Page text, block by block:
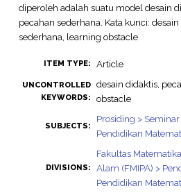
diperoleh adalah suatu model desain
pecahan sederhana. Kata kunci:
sederhana, learning obstacle
ITEM TYPE: Article
UNCONTROLLED
KEYWORDS:
desain didaktis,
obstacle
SUBJECTS:
Prosiding >
Pendidikan
DIVISIONS:
Fakultas
Alam (FMIPA) >
Pendidikan